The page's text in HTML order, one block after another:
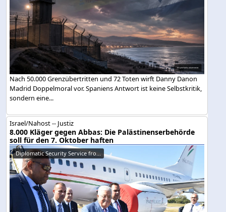
Nach 50.000 Grenzübertritten und 72 Toten wirft Danny Danon
Madrid Doppelmoral vor. Spaniens Antwort ist keine Selbstkritik,
sondern eine...
Israel/Nahost -- Justiz
8.000 Kläger gegen Abbas: Die Palästinenserbehörde
soll für den 7. Oktober haften
Diplomatic Security Service fro...